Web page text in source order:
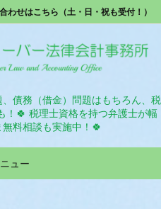
債務（借金）問題はもちろん、税
！🍀 税理士資格を持つ弁護士が幅
料相談も実施中！🍀
ニュー
わせはこちら（土・日・祝も受付！）